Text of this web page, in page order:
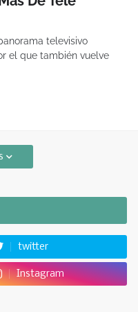
televisivo
el que también vuelve
twitter
Instagram